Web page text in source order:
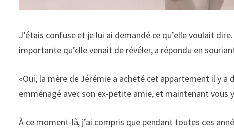
J’étais confuse et je lui ai demandé ce qu’elle voulait
importante qu’elle venait de révéler, a répondu en
«Oui, la mère de Jérémie a acheté cet appartement il y a
emménagé avec son ex-petite amie, et maintenant vous
À ce moment-là, j’ai compris que pendant toutes ces